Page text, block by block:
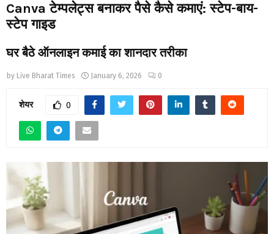
Canva टेम्पलेट्स बनाकर पैसे कैसे कमाएं: स्टेप-बाय-
स्टेप गाइड
घर बैठे ऑनलाइन कमाई का शानदार तरीका
by Live Bharat Times January 6, 2026 0
शेयर 0